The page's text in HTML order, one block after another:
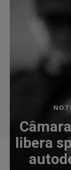
libera